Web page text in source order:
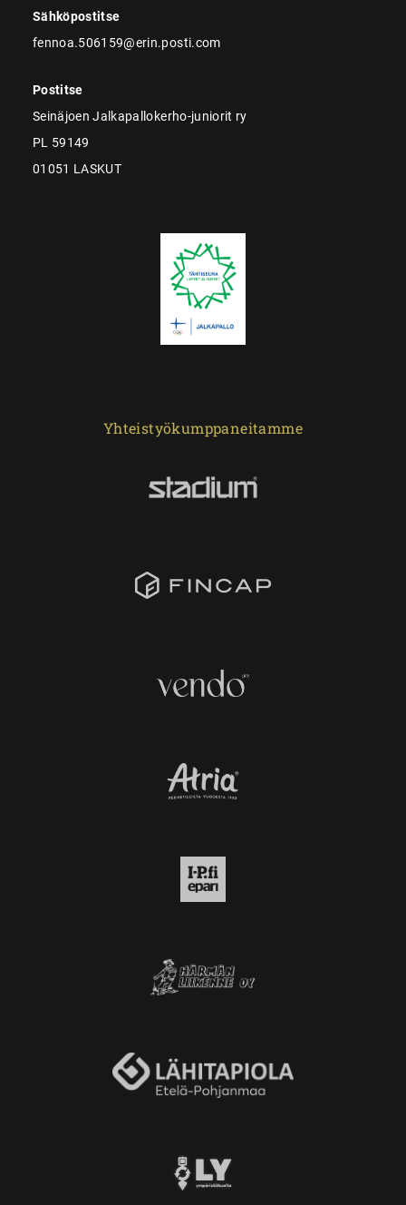
Sähköpostitse
fennoa.506159@erin.posti.com
Postitse
Seinäjoen Jalkapallokerho-juniorit ry
PL 59149
01051 LASKUT
Yhteistyökumppaneitamme